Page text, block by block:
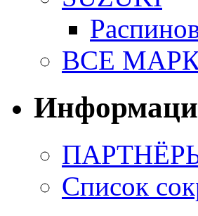
ВСЕ
Список